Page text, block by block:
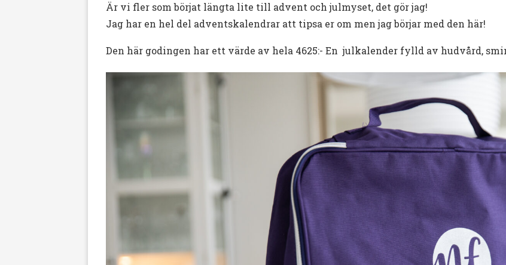
Är vi fler som börjat längta lite till advent och julmyset, det gör jag!
Jag har en hel del adventskalendrar att tipsa er om men jag börjar med den här!
Den här godingen har ett värde av hela 4625:- En julkalender fylld av hudvård,